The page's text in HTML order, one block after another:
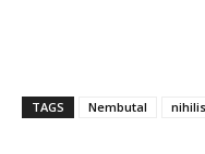
TAGS Nembutal